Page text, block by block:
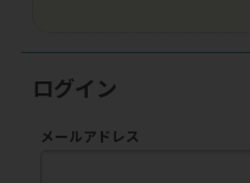
ログイン
メールアドレス